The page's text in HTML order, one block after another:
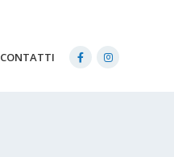
CONTATTI